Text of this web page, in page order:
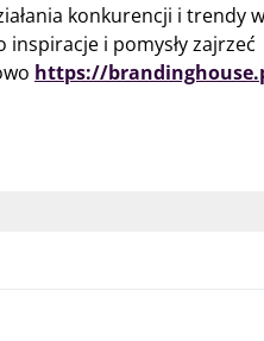
konkurencji i trendy w
i pomysły zajrzeć
https://